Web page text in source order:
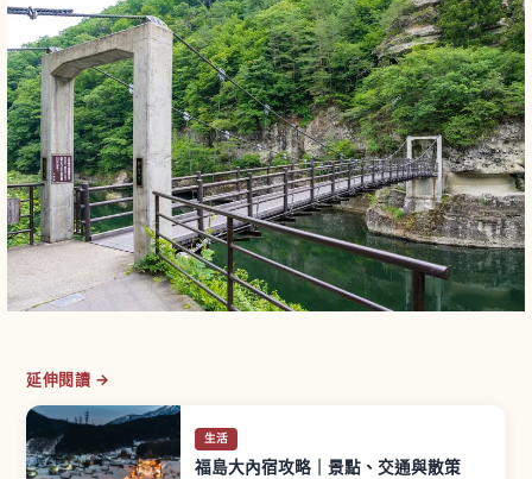
延伸閱讀 →
生活
福島大內宿攻略｜景點、交通與散策